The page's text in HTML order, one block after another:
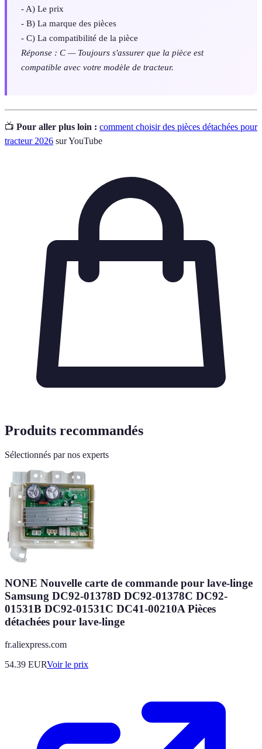
- A) Le prix
- B) La marque des pièces
- C) La compatibilité de la pièce
Réponse : C — Toujours s'assurer que la pièce est
compatible avec votre modèle de tracteur.
📺 Pour aller plus loin : comment choisir des pièces détachées pour
tracteur 2026 sur YouTube
Produits recommandés
Sélectionnés par nos experts
NONE Nouvelle carte de commande pour lave-linge
Samsung DC92-01378D DC92-01378C DC92-
01531B DC92-01531C DC41-00210A Pièces
détachées pour lave-linge
fr.aliexpress.com
54.39 EURVoir le prix